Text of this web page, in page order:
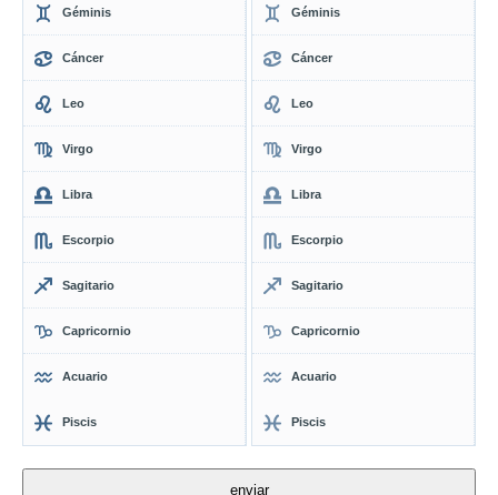
Géminis
Cáncer
Leo
Virgo
Libra
Escorpio
Sagitario
Capricornio
Acuario
Piscis
Géminis
Cáncer
Leo
Virgo
Libra
Escorpio
Sagitario
Capricornio
Acuario
Piscis